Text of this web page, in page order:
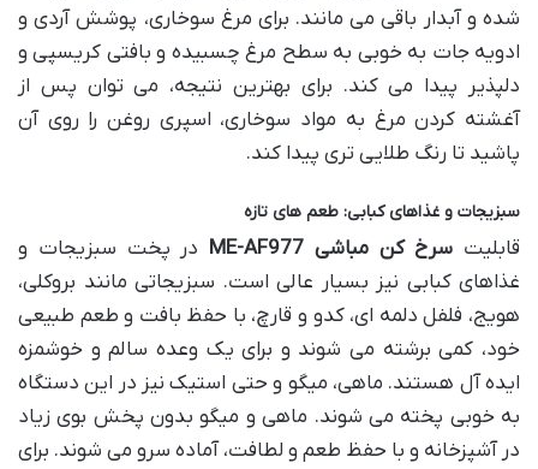
شده و آبدار باقی می مانند. برای مرغ سوخاری، پوشش آردی و
ادویه جات به خوبی به سطح مرغ چسبیده و بافتی کریسپی و
دلپذیر پیدا می کند. برای بهترین نتیجه، می توان پس از
آغشته کردن مرغ به مواد سوخاری، اسپری روغن را روی آن
پاشید تا رنگ طلایی تری پیدا کند.
سبزیجات و غذاهای کبابی: طعم های تازه
قابلیت سرخ کن مباشی ME-AF977
در پخت سبزیجات و
غذاهای کبابی نیز بسیار عالی است. سبزیجاتی مانند بروکلی،
هویج، فلفل دلمه ای، کدو و قارچ، با حفظ بافت و طعم طبیعی
خود، کمی برشته می شوند و برای یک وعده سالم و خوشمزه
ایده آل هستند. ماهی، میگو و حتی استیک نیز در این دستگاه
به خوبی پخته می شوند. ماهی و میگو بدون پخش بوی زیاد
در آشپزخانه و با حفظ طعم و لطافت، آماده سرو می شوند. برای